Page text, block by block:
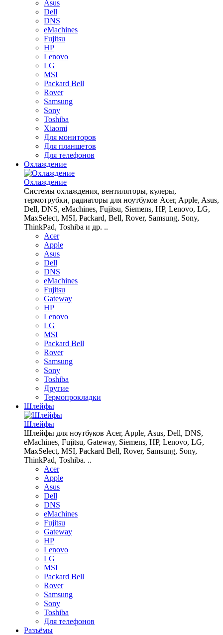
Asus
Dell
DNS
eMachines
Fujitsu
HP
Lenovo
LG
MSI
Packard Bell
Rover
Samsung
Sony
Toshiba
Xiaomi
Для мониторов
Для планшетов
Для телефонов
Охлаждение
Охлаждение
Системы охлаждения, вентиляторы, кулеры,
термотрубки, радиаторы для ноутбуков Acer, Apple, Asus,
Dell, DNS, eMachines, Fujitsu, Siemens, HP, Lenovo, LG,
MaxSelect, MSI, Packard, Bell, Rover, Samsung, Sony,
ThinkPad, Toshiba и др. ..
Acer
Apple
Asus
Dell
DNS
eMachines
Fujitsu
Gateway
HP
Lenovo
LG
MSI
Packard Bell
Rover
Samsung
Sony
Toshiba
Другие
Термопрокладки
Шлейфы
Шлейфы
Шлейфы для ноутбуков Acer, Apple, Asus, Dell, DNS,
eMachines, Fujitsu, Gateway, Siemens, HP, Lenovo, LG,
MaxSelect, MSI, Packard Bell, Rover, Samsung, Sony,
ThinkPad, Toshiba. ..
Acer
Apple
Asus
Dell
DNS
eMachines
Fujitsu
Gateway
HP
Lenovo
LG
MSI
Packard Bell
Rover
Samsung
Sony
Toshiba
Для телефонов
Разъёмы